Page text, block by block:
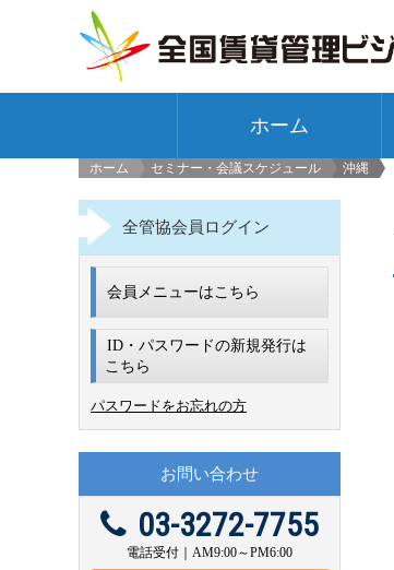
ホーム
ホーム
セミナー・会議スケジュール
沖縄
全管協会員ログイン
会員メニューはこちら
ID・パスワードの新規発行は
こちら
パスワードをお忘れの方
お問い合わせ
03-3272-7755
電話受付｜AM9:00～PM6:00